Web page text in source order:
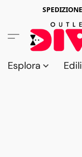
Esplora